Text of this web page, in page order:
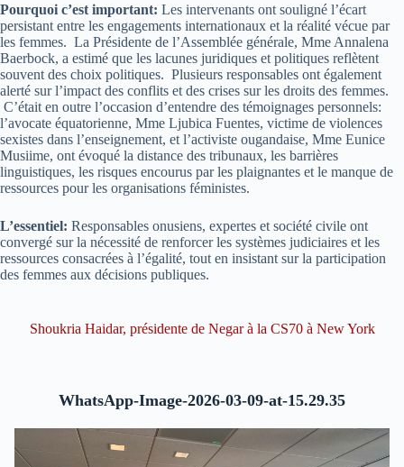
Pourquoi c’est important: Les intervenants ont souligné l’écart
persistant entre les engagements internationaux et la réalité vécue par
les femmes. La Présidente de l’Assemblée générale, Mme Annalena
Baerbock, a estimé que les lacunes juridiques et politiques reflètent
souvent des choix politiques. Plusieurs responsables ont également
alerté sur l’impact des conflits et des crises sur les droits des femmes.
C’était en outre l’occasion d’entendre des témoignages personnels:
l’avocate équatorienne, Mme Ljubica Fuentes, victime de violences
sexistes dans l’enseignement, et l’activiste ougandaise, Mme Eunice
Musiime, ont évoqué la distance des tribunaux, les barrières
linguistiques, les risques encourus par les plaignantes et le manque de
ressources pour les organisations féministes.
L’essentiel: Responsables onusiens, expertes et société civile ont
convergé sur la nécessité de renforcer les systèmes judiciaires et les
ressources consacrées à l’égalité, tout en insistant sur la participation
des femmes aux décisions publiques.
Shoukria Haidar, présidente de Negar à la CS70 à New York
WhatsApp-Image-2026-03-09-at-15.29.35